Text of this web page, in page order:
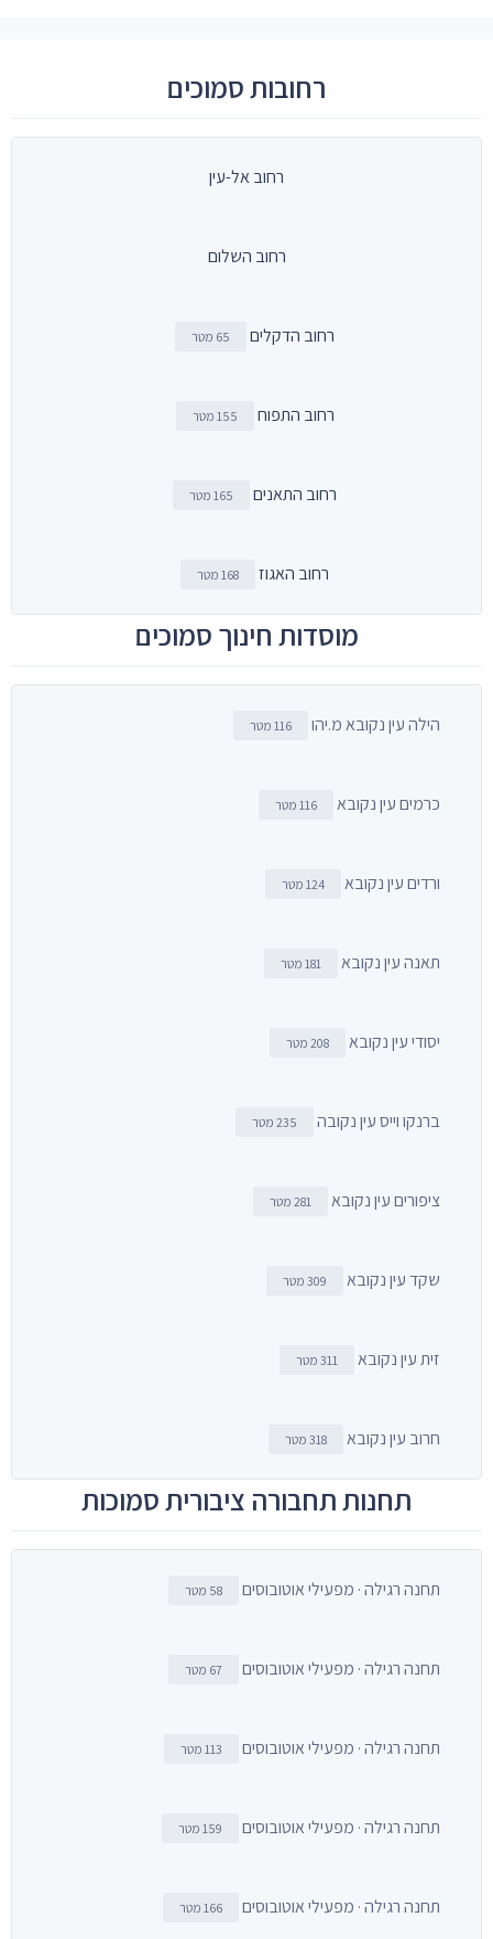
רחובות סמוכים
רחוב אל-עין
רחוב השלום
רחוב הדקלים 65 מטר
רחוב התפוח 155 מטר
רחוב התאנים 165 מטר
רחוב האגוז 168 מטר
מוסדות חינוך סמוכים
הילה עין נקובא מ.יהו 116 מטר
כרמים עין נקובא 116 מטר
ורדים עין נקובא 124 מטר
תאנה עין נקובא 181 מטר
יסודי עין נקובא 208 מטר
ברנקו וייס עין נקובה 235 מטר
ציפורים עין נקובא 281 מטר
שקד עין נקובא 309 מטר
זית עין נקובא 311 מטר
חרוב עין נקובא 318 מטר
תחנות תחבורה ציבורית סמוכות
תחנה רגילה · מפעילי אוטובוסים 58 מטר
תחנה רגילה · מפעילי אוטובוסים 67 מטר
תחנה רגילה · מפעילי אוטובוסים 113 מטר
תחנה רגילה · מפעילי אוטובוסים 159 מטר
תחנה רגילה · מפעילי אוטובוסים 166 מטר